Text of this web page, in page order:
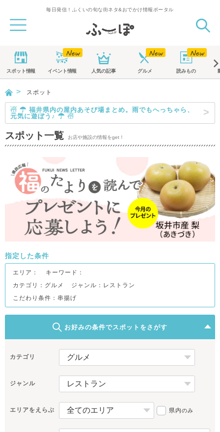
毎日発信！ふくいの旬な街ネタ&おでかけ情報ポータル
スポット情報 イベント情報 人気の記事 グルメ 読みもの
スポット
☃ ☂ 福井県内の屋内あそび場まとめ。雨でもへっちゃら、
元気に遊ぼう♪ ☂ ☃
スポット一覧 お店や施設の情報をget！
指定した条件
エリア：
キーワード：
カテゴリ：グルメ
ジャンル：レストラン
こだわり条件： 串揚げ
お好みの条件でスポットをさがす
カテゴリ
ジャンル
エリアをえらぶ 県内のみ